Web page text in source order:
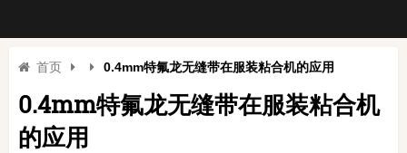
首页 0.4mm特氟龙无缝带在服装粘合机的应用
0.4mm特氟龙无缝带在服装粘合机
的应用